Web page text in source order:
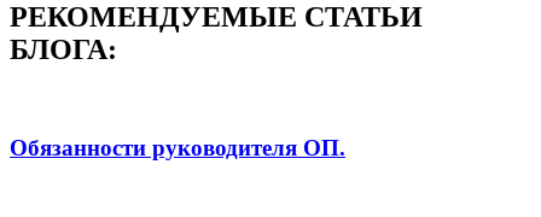
РЕКОМЕНДУЕМЫЕ СТАТЬИ
БЛОГА:
Обязанности руководителя ОП.